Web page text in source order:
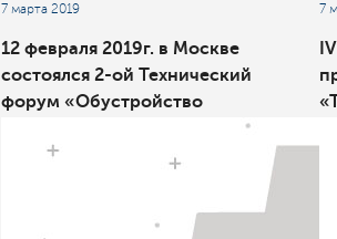
7 марта 2019
12 февраля 2019г. в Москве
состоялся 2-ой Технический
форум «Обустройство
месторождений»
7